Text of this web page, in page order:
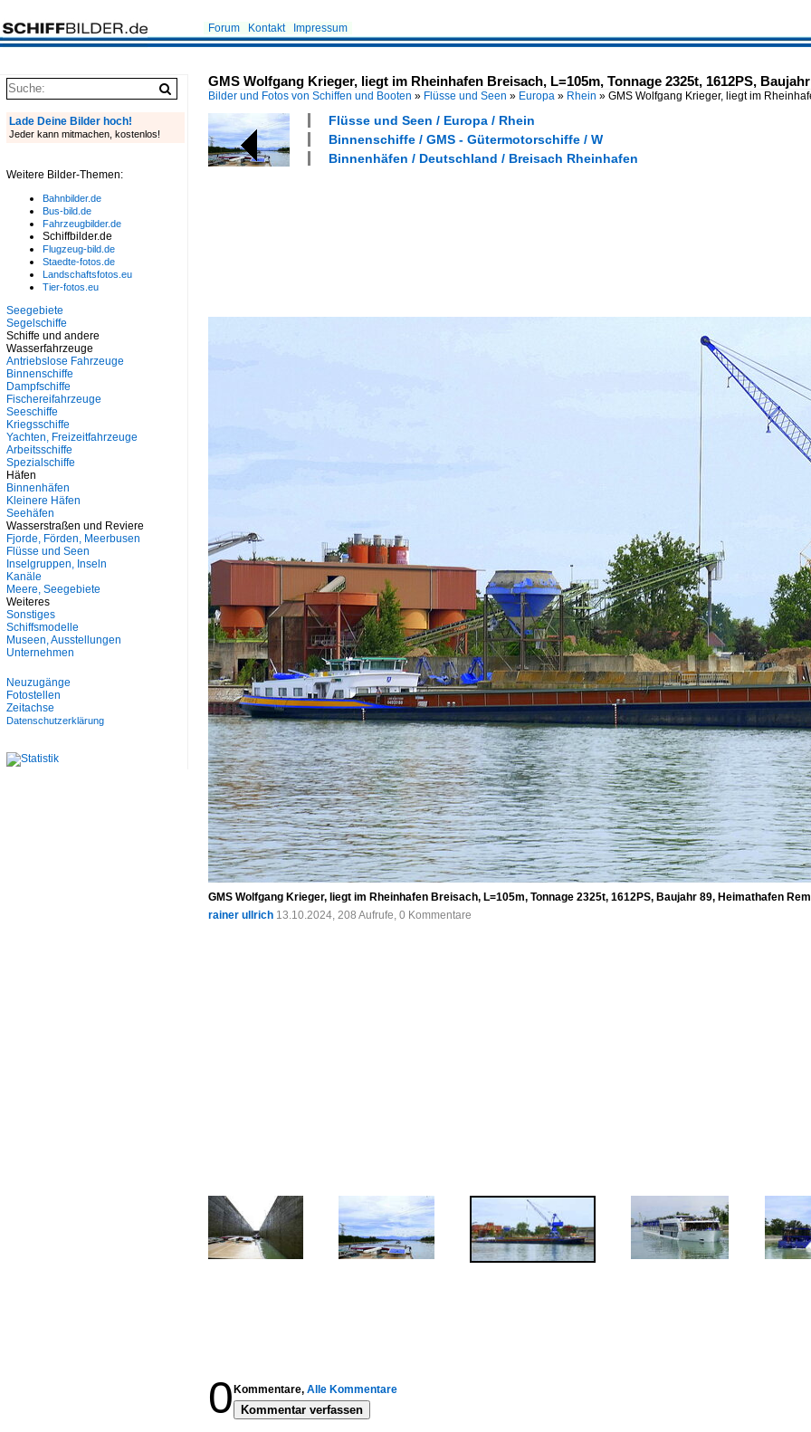
Forum Kontakt Impressum
GMS Wolfgang Krieger, liegt im Rheinhafen Breisach, L=105m, Tonnage 2325t, 1612PS,
Bilder und Fotos von Schiffen und Booten » Flüsse und Seen » Europa » Rhein » GMS Wolfgang Krieger, liegt im
Flüsse und Seen / Europa / Rhein
Binnenschiffe / GMS - Gütermotorschiffe / W
Binnenhäfen / Deutschland / Breisach Rheinhafen
GMS Wolfgang Krieger, liegt im Rheinhafen Breisach, L=105m, Tonnage 2325t, 1612PS, Baujahr 89, Heimathafen
rainer ullrich 13.10.2024, 208 Aufrufe, 0 Kommentare
0 Kommentare, Alle Kommentare
Kommentar verfassen
Lade Deine Bilder hoch!
Jeder kann mitmachen, kostenlos!
Weitere Bilder-Themen:
Bahnbilder.de
Bus-bild.de
Fahrzeugbilder.de
Schiffbilder.de
Flugzeug-bild.de
Staedte-fotos.de
Landschaftsfotos.eu
Tier-fotos.eu
Seegebiete
Segelschiffe
Schiffe und andere
Wasserfahrzeuge
Antriebslose Fahrzeuge
Binnenschiffe
Dampfschiffe
Fischereifahrzeuge
Seeschiffe
Kriegsschiffe
Yachten, Freizeitfahrzeuge
Arbeitsschiffe
Spezialschiffe
Häfen
Binnenhäfen
Kleinere Häfen
Seehäfen
Wasserstraßen und Reviere
Fjorde, Förden, Meerbusen
Flüsse und Seen
Inselgruppen, Inseln
Kanäle
Meere, Seegebiete
Weiteres
Sonstiges
Schiffsmodelle
Museen, Ausstellungen
Unternehmen
Neuzugänge
Fotostellen
Zeitachse
Datenschutzerklärung